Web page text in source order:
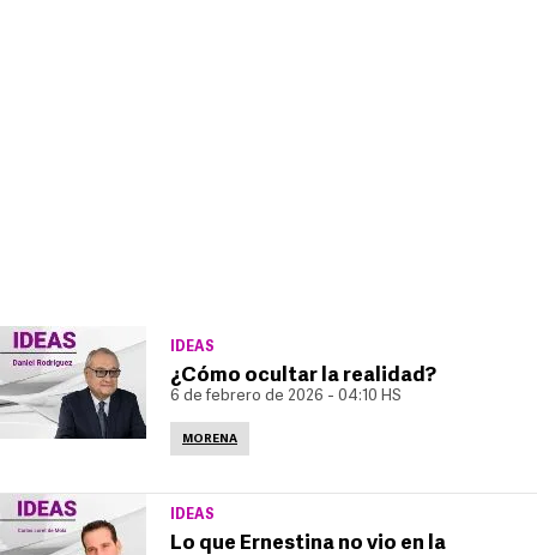
IDEAS
¿Cómo ocultar la realidad?
6 de febrero de 2026 - 04:10 HS
MORENA
IDEAS
Lo que Ernestina no vio en la